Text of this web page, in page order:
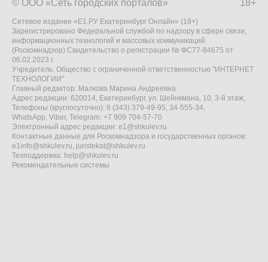
18+
© ООО «Сеть городских порталов»
Сетевое издание «Е1.РУ Екатеринбург Онлайн» (18+)
Зарегистрировано Федеральной службой по надзору в сфере связи,
информационных технологий и массовых коммуникаций
(Роскомнадзор) Свидетельство о регистрации № ФС77-84675 от
06.02.2023 г.
Учредитель: Общество с ограниченной ответственностью "ИНТЕРНЕТ
ТЕХНОЛОГИИ"
Главный редактор: Малкова Марина Андреевна
Адрес редакции: 620014, Екатеринбург, ул. Шейнкмана, 10, 3-й этаж,
Телефоны (круглосуточно): 8 (343) 379-49-95, 34-555-34,
WhatsApp, Viber, Telegram: +7 909 704-57-70
Электронный адрес редакции: e1@shkulev.ru
Контактные данные для Роскомнадзора и государственных органов:
e1info@shkulev.ru, juristekat@shkulev.ru
Техподдержка: help@shkulev.ru
Рекомендательные системы